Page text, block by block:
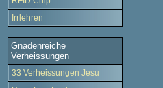
Irrlehren
Gnadenreiche
Verheissungen
33 Verheissungen Jesu